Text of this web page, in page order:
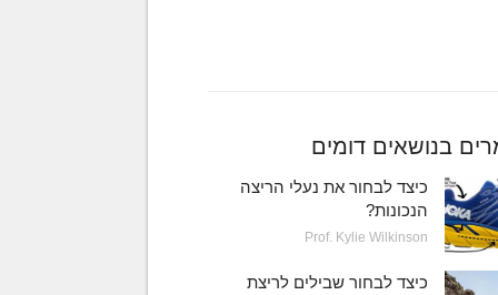
בנושאים דומים
כיצד לבחור את נעלי הריצה
הנכונות?
Prof. Kylie Wilkinson
כיצד לבחור שבילים לריצת